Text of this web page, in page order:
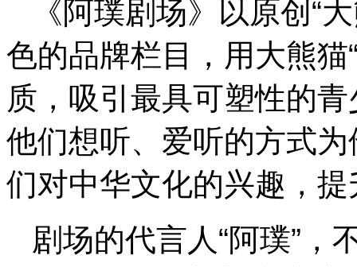
《阿璞剧场》以原创“
色的品牌栏目，用大熊猫
质，吸引最具可塑性的
他们想听、爱听的方式为
们对中华文化的兴趣，
剧场的代言人“阿璞”，